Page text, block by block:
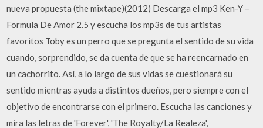
nueva propuesta (the mixtape)(2012) Descarga el mp3 Ken-Y –
Formula De Amor 2.5 y escucha los mp3s de tus artistas
favoritos Toby es un perro que se pregunta el sentido de su vida
cuando, sorprendido, se da cuenta de que se ha reencarnado en
un cachorrito. Así, a lo largo de sus vidas se cuestionará su
sentido mientras ayuda a distintos dueños, pero siempre con el
objetivo de encontrarse con el primero. Escucha las canciones y
mira las letras de 'Forever', 'The Royalty/La Realeza',